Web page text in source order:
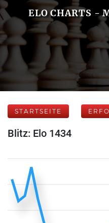
ELO CHARTS -
STARTSEITE
Blitz: Elo 1434